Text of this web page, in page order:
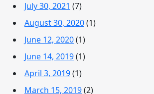
July 30, 2021 (7)
August 30, 2020(1)
June 12, 2020(1)
June 14, 2019(1)
April 3, 2019(1)
March 15, 2019(2)